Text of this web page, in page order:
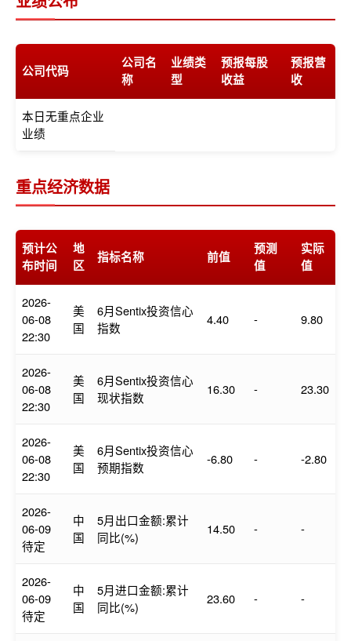
公司代码
公司名
称
业绩类
型
预报每股
收益
预报营
收
本日无重点企业
业绩
重点经济数据
预计公
布时间
地
区
指标名称 前值
预测
值
实际
值
2026-
06-08
22:30
美
国
6月Sentix投资信心
指数
4.40 - 9.80
2026-
06-08
22:30
美
国
6月Sentix投资信心
现状指数
16.30 - 23.30
2026-
06-08
22:30
美
国
6月Sentix投资信心
预期指数
-6.80 - -2.80
2026-
06-09
待定
中
国
5月出口金额:累计
同比(%)
14.50 - -
2026-
06-09
待定
中
国
5月进口金额:累计
同比(%)
23.60 - -